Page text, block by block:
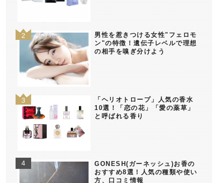
男性を惹きつける女性"フェロモ
ン"の特徴！遺伝子レベルで理想
の相手を嗅ぎ分けよう
「ヘリオトロープ」人気の香水
10選！「恋の花」「愛の薬草」
と呼ばれる香り
GONESH(ガーネッシュ)お香の
おすすめ8選！人気の種類や使い
方、口コミ情報